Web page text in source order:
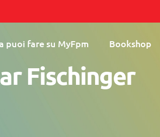
puoi fare su MyFpm Bookshop
Fischinger